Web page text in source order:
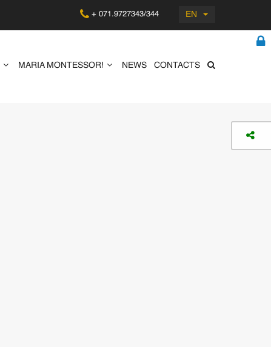
+ 071.9727343/344 EN
MARIA MONTESSORI NEWS CONTACTS